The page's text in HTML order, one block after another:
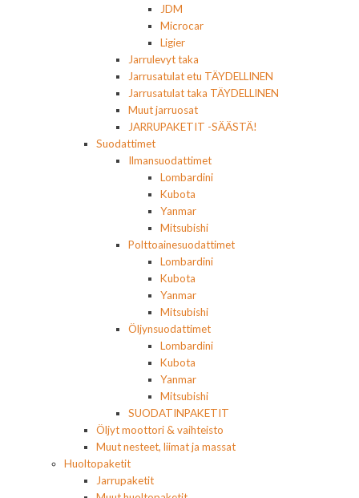
JDM
Microcar
Ligier
Jarrulevyt taka
Jarrusatulat etu TÄYDELLINEN
Jarrusatulat taka TÄYDELLINEN
Muut jarruosat
JARRUPAKETIT -SÄÄSTÄ!
Suodattimet
Ilmansuodattimet
Lombardini
Kubota
Yanmar
Mitsubishi
Polttoainesuodattimet
Lombardini
Kubota
Yanmar
Mitsubishi
Öljynsuodattimet
Lombardini
Kubota
Yanmar
Mitsubishi
SUODATINPAKETIT
Öljyt moottori & vaihteisto
Muut nesteet, liimat ja massat
Huoltopaketit
Jarrupaketit